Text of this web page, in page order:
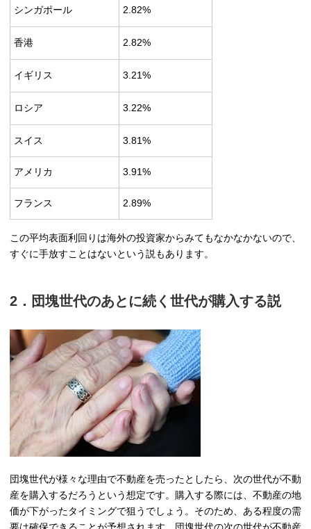
シンガポール 2.82%
香港 2.82%
イギリス 3.21%
ロシア 3.22%
スイス 3.81%
アメリカ 3.91%
フランス 2.89%
この平均表面利回りは海外の投資家からみてもなかなかないので、
すぐに手放すことはないという説もあります。
2．団塊世代のあとに続く世代が購入する説
団塊世代が様々な理由で不動産を売ったとしたら、次の世代が不動
産を購入するだろうという想定です。購入する際には、不動産の地
価が下がったタイミングで狙うでしょう。そのため、ある程度の需